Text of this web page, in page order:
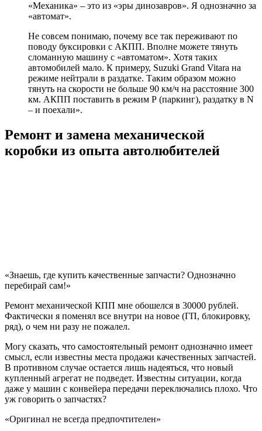
«Механика» – это из «эры динозавров». Я однозначно за
«автомат».
Не совсем понимаю, почему все так переживают по
поводу буксировки с АКПП. Вполне можете тянуть
сломанную машину с «автоматом». Хотя таких
автомобилей мало. К примеру, Suzuki Grand Vitara на
режиме нейтрали в раздатке. Таким образом можно
тянуть на скорости не больше 90 км/ч на расстояние 300
км. АКПП поставить в режим Р (паркинг), раздатку в N
– и поехали».
Ремонт и замена механической
коробки из опыта автолюбителей
«Знаешь, где купить качественные запчасти? Однозначно
перебирай сам!»
Ремонт механической КПП мне обошелся в 30000 рублей.
Фактически я поменял все внутри на новое (ГП, блокировку,
ряд), о чем ни разу не пожалел.
Могу сказать, что самостоятельный ремонт однозначно имеет
смысл, если известны места продажи качественных запчастей.
В противном случае остается лишь надеяться, что новый
купленный агрегат не подведет. Известны ситуации, когда
даже у машин с конвейера передачи переключались плохо. Что
уж говорить о запчастях?
«Оригинал не всегда предпочтителен»